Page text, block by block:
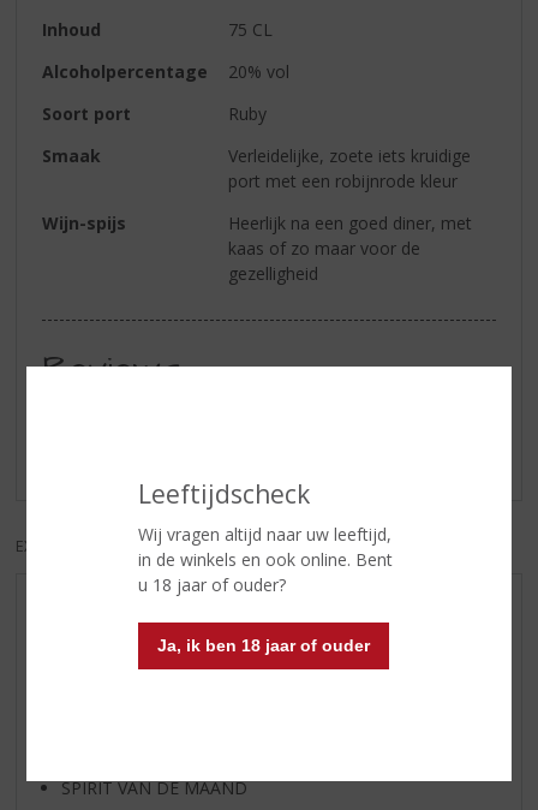
Leeftijdscheck
Wij vragen altijd naar uw leeftijd,
in de winkels en ook online. Bent
u 18 jaar of ouder?
Ja, ik ben 18 jaar of ouder
Inhoud
75 CL
Alcoholpercentage
20% vol
Soort port
Ruby
Smaak
Verleidelijke, zoete iets kruidige
port met een robijnrode kleur
Wijn-spijs
Heerlijk na een goed diner, met
kaas of zo maar voor de
gezelligheid
Reviews
EXCL. BTW INCL. BTW
WIJN VAN DE MAAND
SPIRIT VAN DE MAAND